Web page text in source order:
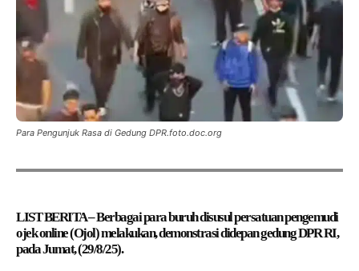
Para Pengunjuk Rasa di Gedung DPR.foto.doc.org
LIST BERITA – Berbagai para buruh disusul persatuan pengemudi
ojek online (Ojol) melakukan, demonstrasi didepan gedung DPR RI,
pada Jumat, (29/8/25).